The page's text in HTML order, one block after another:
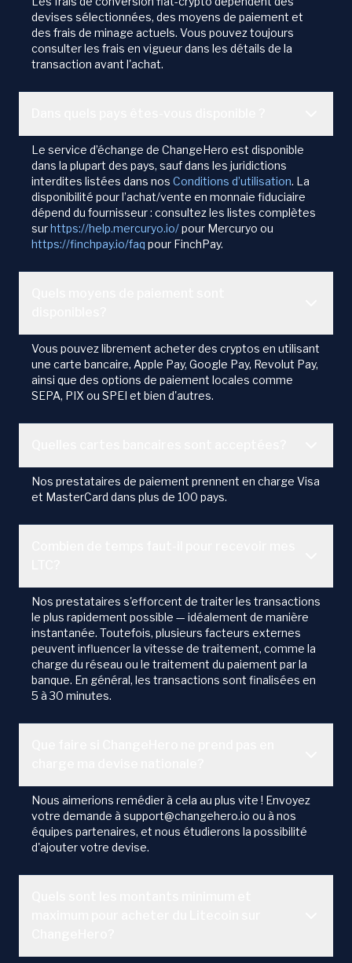
devises sélectionnées, des moyens de paiement et
des frais de minage actuels. Vous pouvez toujours
consulter les frais en vigueur dans les détails de la
transaction avant l'achat.
Le service d’échange de ChangeHero est disponible
dans la plupart des pays, sauf dans les juridictions
interdites listées dans nos Conditions d’utilisation. La
disponibilité pour l’achat/vente en monnaie fiduciaire
dépend du fournisseur : consultez les listes complètes
surhttps://help.mercuryo.io/pour Mercuryo ou
https://finchpay.io/faq pour FinchPay.
Vous pouvez librement acheter des cryptos en utilisant
une carte bancaire, Apple Pay, Google Pay, Revolut Pay,
ainsi que des options de paiement locales comme
SEPA, PIX ou SPEI et bien d'autres.
Nos prestataires de paiement prennent en charge Visa
et MasterCard dans plus de 100 pays.
Nos prestataires s'efforcent de traiter les transactions
le plus rapidement possible — idéalement de manière
instantanée. Toutefois, plusieurs facteurs externes
peuvent influencer la vitesse de traitement, comme la
charge du réseau ou le traitement du paiement par la
banque. En général, les transactions sont finalisées en
5 à 30 minutes.
Nous aimerions remédier à cela au plus vite ! Envoyez
votre demande à support@changehero.io ou à nos
équipes partenaires, et nous étudierons la possibilité
d'ajouter votre devise.